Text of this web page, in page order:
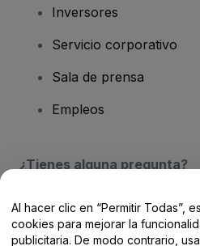
Inversores
Servicio corporativo
Sala de prensa
Empleos
¿Tienes alguna pregunta?
Centro de Ayuda /
Al hacer clic en “Permitir Todas”,
cookies para mejorar la
publicitaria. De modo contrario,